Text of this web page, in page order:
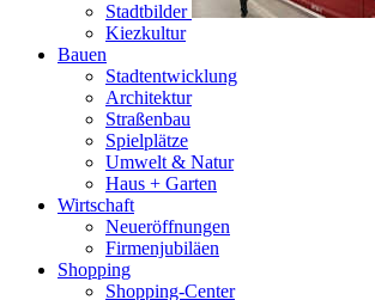
Stadtbilder
Kiezkultur
Bauen
Stadtentwicklung
Architektur
Straßenbau
Spielplätze
Umwelt & Natur
Haus + Garten
Wirtschaft
Neueröffnungen
Firmenjubiläen
Shopping
Shopping-Center